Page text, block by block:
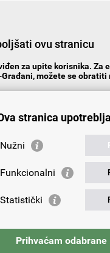
ovu stranicu
za upite korisnika. Za
možete se obratiti
stranica
Nužni
Funkcionalni
Statistički
Prihvaćam odabrane